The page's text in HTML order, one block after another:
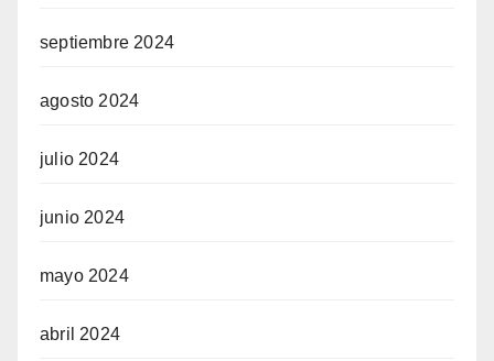
septiembre 2024
agosto 2024
julio 2024
junio 2024
mayo 2024
abril 2024